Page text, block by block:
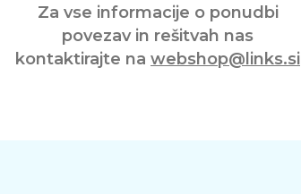
Za vse informacije o ponudbi
povezav in rešitvah nas
kontaktirajte na webshop@links.si